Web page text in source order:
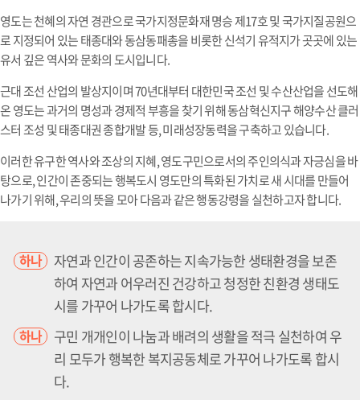
영도는 천혜의 자연 경관으로 국가지정문화재 명승 제17호 및 국가지질공원으
로 지정되어 있는 태종대와 동삼동패총을 비롯한 신석기 유적지가 곳곳에 있는
유서 깊은 역사와 문화의 도시입니다.
근대 조선 산업의 발상지이며 70년대부터 대한민국 조선 및 수산산업을 선도해
온 영도는 과거의 명성과 경제적 부흥을 찾기 위해 동삼혁신지구 해양수산 클러
스터 조성 및 태종대권 종합개발 등, 미래성장동력을 구축하고 있습니다.
이러한 유구한 역사와 조상의 지혜, 영도구민으로서의 주인의식과 자긍심을 바
탕으로, 인간이 존중되는 행복도시 영도만의 특화된 가치로 새 시대를 만들어
나가기 위해, 우리의 뜻을 모아 다음과 같은 행동강령을 실천하고자 합니다.
하나
자연과 인간이 공존하는 지속가능한 생태환경을 보존
하여 자연과 어우러진 건강하고 청정한 친환경 생태도
시를 가꾸어 나가도록 합시다.
하나
구민 개개인이 나눔과 배려의 생활을 적극 실천하여 우
리 모두가 행복한 복지공동체로 가꾸어 나가도록 합시
다.